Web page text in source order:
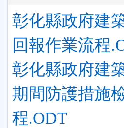
彰化縣政府建
回報作業流程
彰化縣政府建
期間防護措施
程.ODT